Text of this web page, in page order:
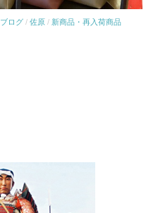
ブログ /佐原 / 新商品・再入荷商品